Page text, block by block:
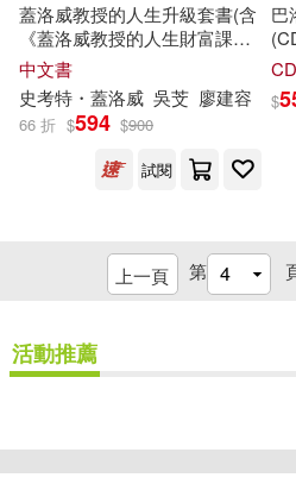
陳漢玲(12) 陽光三采
霍華‧菲力普‧洛夫克萊夫特
（俄羅斯）陀思妥耶夫斯
小熊出版(66)
Key-th(65) 光田(65)
四川少年兒童出版社(65)
蓋洛威教授的人生升級套書(含
《蓋洛威教授的人生財富課》+
《蓋洛威教授的人生經濟學》+
【普通人的24個致富常識】特
典拉頁)
中文書
史考特・蓋洛威 吳芠 廖建容
66 折 $594 $900
試閱
巴
CD
$
上一頁 第
活動推薦